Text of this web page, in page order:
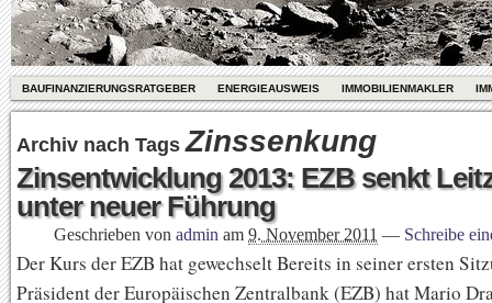
BAUFINANZIERUNGSRATGEBER ENERGIEAUSWEIS IMMOBILIENMAKLER
Archiv nach TagsZinssenkung
Zinsentwicklung 2013: EZB senkt
unter neuer Führung
Geschrieben von admin am 9. November 2011 — Schreibe
Der Kurs der EZB hat gewechselt Bereits in seiner ersten
Präsident der Europäischen Zentralbank (EZB) hat Mario